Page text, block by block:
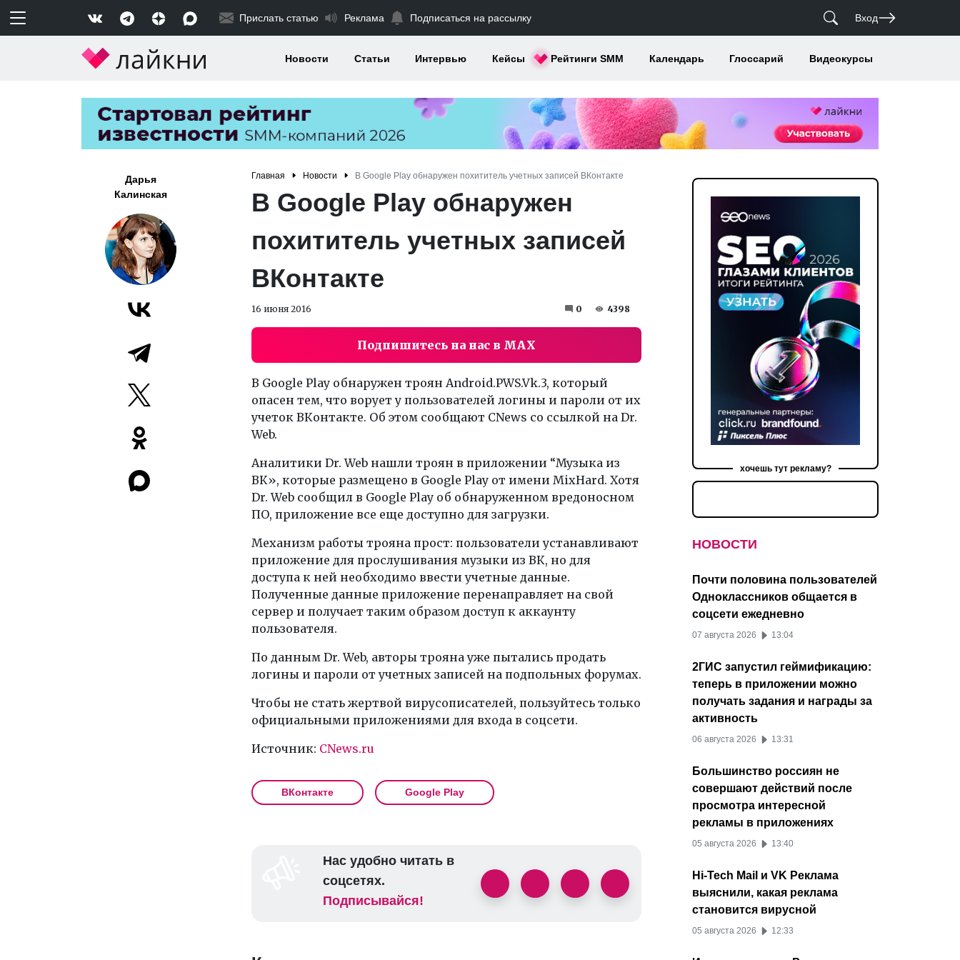
Прислать статью Реклама Подписаться на рассылку Вход
Новости Статьи Интервью Кейсы Рейтинги SMM Календарь Глоссарий Видеокурсы
Дарья
Калинская
Главная Новости В Google Play обнаружен похититель учетных записей ВКонтакте
В Google Play обнаружен
похититель учетных записей
ВКонтакте
16 июня 2016 0 4398
Подпишитесь на нас в MAX
В Google Play обнаружен троян Android.PWS.Vk.3, который
опасен тем, что ворует у пользователей логины и пароли от их
учеток ВКонтакте. Об этом сообщают CNews со ссылкой на Dr.
Web.
Аналитики Dr. Web нашли троян в приложении “Музыка из
ВК», которые размещено в Google Play от имени MixHard. Хотя
Dr. Web сообщил в Google Play об обнаруженном вредоносном
ПО, приложение все еще доступно для загрузки.
Механизм работы трояна прост: пользователи устанавливают
приложение для прослушивания музыки из ВК, но для
доступа к ней необходимо ввести учетные данные.
Полученные данные приложение перенаправляет на свой
сервер и получает таким образом доступ к аккаунту
пользователя.
По данным Dr. Web, авторы трояна уже пытались продать
логины и пароли от учетных записей на подпольных форумах.
Чтобы не стать жертвой вирусописателей, пользуйтесь только
официальными приложениями для входа в соцсети.
Источник: CNews.ru
ВКонтакте Google Play
Нас удобно читать в
соцсетях.
Подписывайся!
хочешь тут рекламу?
НОВОСТИ
Почти половина пользователей
Одноклассников общается в
соцсети ежедневно
07 августа 2026 13:04
2ГИС запустил геймификацию:
теперь в приложении можно
получать задания и награды за
активность
06 августа 2026 13:31
Большинство россиян не
совершают действий после
просмотра интересной
рекламы в приложениях
05 августа 2026 13:40
Hi-Tech Mail и VK Реклама
выяснили, какая реклама
становится вирусной
05 августа 2026 12:33